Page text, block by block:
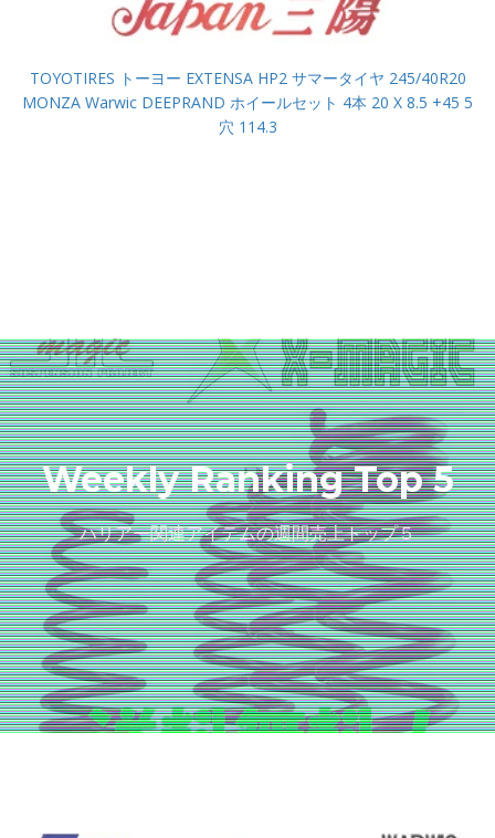
TOYOTIRES トーヨー EXTENSA HP2 サマータイヤ 245/40R20
MONZA Warwic DEEPRAND ホイールセット 4本 20 X 8.5 +45 5
穴 114.3
Weekly Ranking Top 5
ハリアー関連アイテムの週間売上トップ５